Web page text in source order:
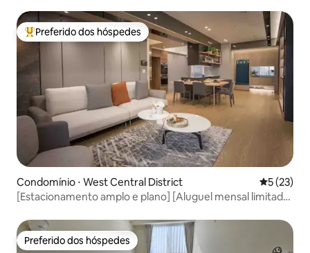
prevenção de epidemias, desinfecção reforçada,
comunidade tranquila, sem festas e barulho
Entre os melhores preferidos dos hóspedes
Preferido dos hóspedes
Condomínio ⋅ West Central District 5 de uma
5 (23)
[Estacionamento amplo e plano] [Aluguel mensal limitado]
de férias de luxo com vista para o rio, adequada para
famílias/visitantes a trabalho/acomoda até 5 pessoas
Preferido dos hóspedes
Preferido dos hóspedes